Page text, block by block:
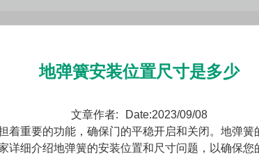
地弹簧安装位置尺寸是多少
文章作者:
Date:2023/09/08
要的功能，确保门的平稳开启和关闭。地弹簧
详细介绍地弹簧的安装位置和尺寸问题，以确保您